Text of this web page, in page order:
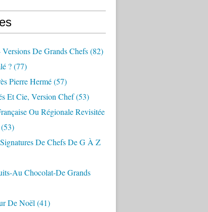
De Grands Chefs(82)
?(77)
Pierre Hermé(57)
Et Cie, Version Chef(53)
Ou Régionale Revisitée
(53)
De Chefs De G À Z
Au Chocolat-De Grands
De Noël (41)